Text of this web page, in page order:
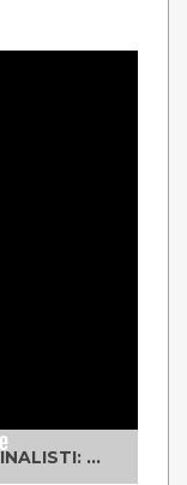
UNO TWO DREI 2015/2016, I FINALISTI: CLASSE IV ALS ISTITUTO "DEGASPERI" BORGO VALSUGANA